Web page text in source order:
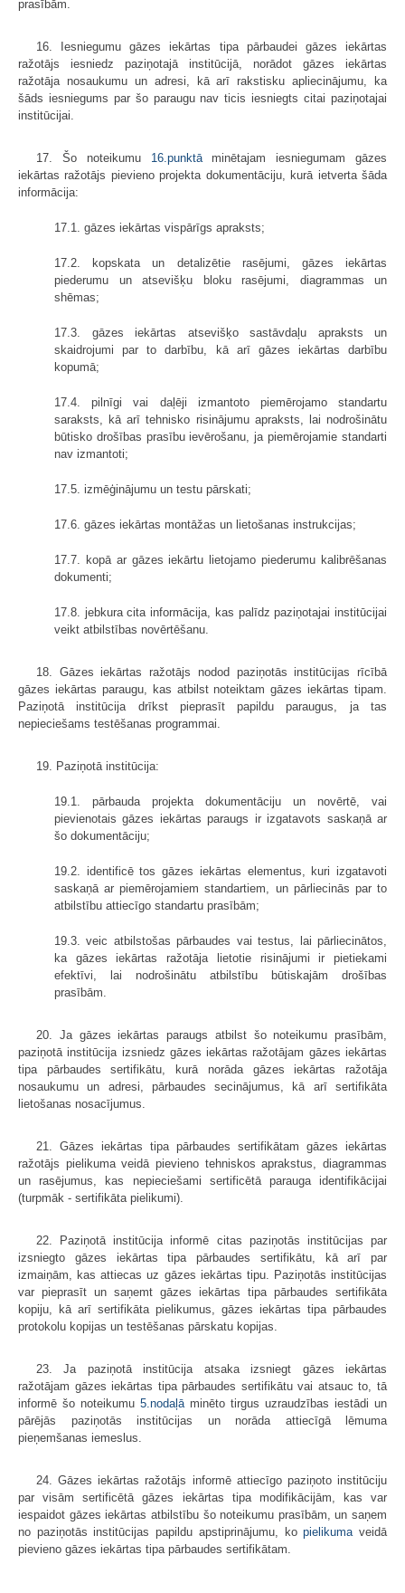
prasībām.
16. Iesniegumu gāzes iekārtas tipa pārbaudei gāzes iekārtas
ražotājs iesniedz paziņotajā institūcijā, norādot gāzes iekārtas
ražotāja nosaukumu un adresi, kā arī rakstisku apliecinājumu, ka
šāds iesniegums par šo paraugu nav ticis iesniegts citai paziņotajai
institūcijai.
17. Šo noteikumu 16.punktāminētajam iesniegumam gāzes
iekārtas ražotājs pievieno projekta dokumentāciju, kurā ietverta šāda
informācija:
17.1. gāzes iekārtas vispārīgs apraksts;
17.2. kopskata un detalizētie rasējumi, gāzes iekārtas
piederumu un atsevišķu bloku rasējumi, diagrammas un
shēmas;
17.3. gāzes iekārtas atsevišķo sastāvdaļu apraksts un
skaidrojumi par to darbību, kā arī gāzes iekārtas darbību
kopumā;
17.4. pilnīgi vai daļēji izmantoto piemērojamo standartu
saraksts, kā arī tehnisko risinājumu apraksts, lai nodrošinātu
būtisko drošības prasību ievērošanu, ja piemērojamie standarti
nav izmantoti;
17.5. izmēģinājumu un testu pārskati;
17.6. gāzes iekārtas montāžas un lietošanas instrukcijas;
17.7. kopā ar gāzes iekārtu lietojamo piederumu kalibrēšanas
dokumenti;
17.8. jebkura cita informācija, kas palīdz paziņotajai institūcijai
veikt atbilstības novērtēšanu.
18. Gāzes iekārtas ražotājs nodod paziņotās institūcijas rīcībā
gāzes iekārtas paraugu, kas atbilst noteiktam gāzes iekārtas tipam.
Paziņotā institūcija drīkst pieprasīt papildu paraugus, ja tas
nepieciešams testēšanas programmai.
19. Paziņotā institūcija:
19.1. pārbauda projekta dokumentāciju un novērtē, vai
pievienotais gāzes iekārtas paraugs ir izgatavots saskaņā ar
šo dokumentāciju;
19.2. identificē tos gāzes iekārtas elementus, kuri izgatavoti
saskaņā ar piemērojamiem standartiem, un pārliecinās par to
atbilstību attiecīgo standartu prasībām;
19.3. veic atbilstošas pārbaudes vai testus, lai pārliecinātos,
ka gāzes iekārtas ražotāja lietotie risinājumi ir pietiekami
efektīvi, lai nodrošinātu atbilstību būtiskajām drošības
prasībām.
20. Ja gāzes iekārtas paraugs atbilst šo noteikumu prasībām,
paziņotā institūcija izsniedz gāzes iekārtas ražotājam gāzes iekārtas
tipa pārbaudes sertifikātu, kurā norāda gāzes iekārtas ražotāja
nosaukumu un adresi, pārbaudes secinājumus, kā arī sertifikāta
lietošanas nosacījumus.
21. Gāzes iekārtas tipa pārbaudes sertifikātam gāzes iekārtas
ražotājs pielikuma veidā pievieno tehniskos aprakstus, diagrammas
un rasējumus, kas nepieciešami sertificētā parauga identifikācijai
(turpmāk - sertifikāta pielikumi).
22. Paziņotā institūcija informē citas paziņotās institūcijas par
izsniegto gāzes iekārtas tipa pārbaudes sertifikātu, kā arī par
izmaiņām, kas attiecas uz gāzes iekārtas tipu. Paziņotās institūcijas
var pieprasīt un saņemt gāzes iekārtas tipa pārbaudes sertifikāta
kopiju, kā arī sertifikāta pielikumus, gāzes iekārtas tipa pārbaudes
protokolu kopijas un testēšanas pārskatu kopijas.
23. Ja paziņotā institūcija atsaka izsniegt gāzes iekārtas
ražotājam gāzes iekārtas tipa pārbaudes sertifikātu vai atsauc to, tā
informē šo noteikumu 5.nodaļā minēto tirgus uzraudzības iestādi un
pārējās paziņotās institūcijas un norāda attiecīgā lēmuma
pieņemšanas iemeslus.
24. Gāzes iekārtas ražotājs informē attiecīgo paziņoto institūciju
par visām sertificētā gāzes iekārtas tipa modifikācijām, kas var
iespaidot gāzes iekārtas atbilstību šo noteikumu prasībām, un saņem
no paziņotās institūcijas papildu apstiprinājumu, kopielikuma veidā
pievieno gāzes iekārtas tipa pārbaudes sertifikātam.